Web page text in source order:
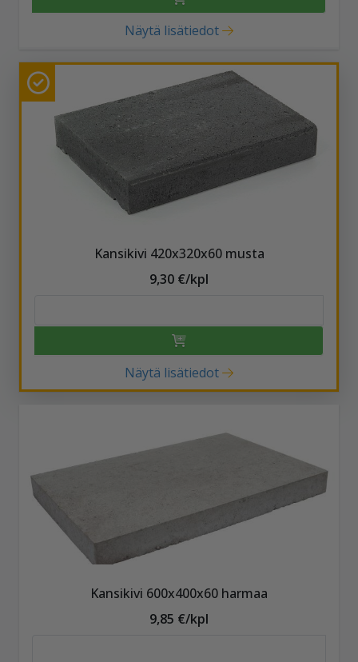
Näytä lisätiedot
Kansikivi 420x320x60 musta
9,30 €/kpl
Näytä lisätiedot
Kansikivi 600x400x60 harmaa
9,85 €/kpl